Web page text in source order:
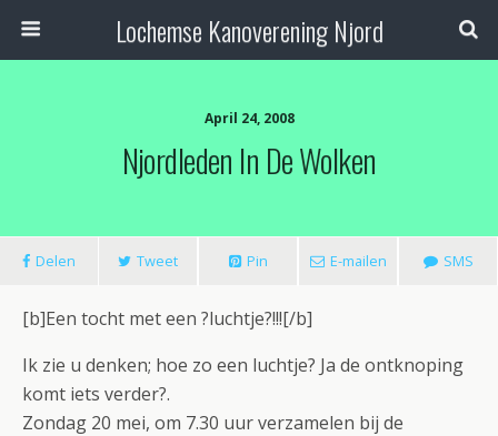
Lochemse Kanoverening Njord
April 24, 2008
Njordleden In De Wolken
Delen Tweet Pin E-mailen SMS
[b]Een tocht met een ?luchtje?!!![/b]
Ik zie u denken; hoe zo een luchtje? Ja de ontknoping
komt iets verder?.
Zondag 20 mei, om 7.30 uur verzamelen bij de